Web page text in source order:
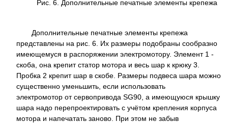
Рис. 6. Дополнительные печатные элементы крепежа
Дополнительные печатные элементы крепежа
представлены на рис. 6. Их размеры подобраны сообразно
имеющемуся в распоряжении электромотору. Элемент 1 -
скоба, она крепит статор мотора и весь шар к крюку 3.
Пробка 2 крепит шар в скобе. Размеры подвеса шара можно
существенно уменьшить, если использовать
электромотор от сервопривода SG90, а имеющуюся крышку
шара надо перепроектировать с учётом крепления корпуса
мотора и напечатать заново. При этом не забыв